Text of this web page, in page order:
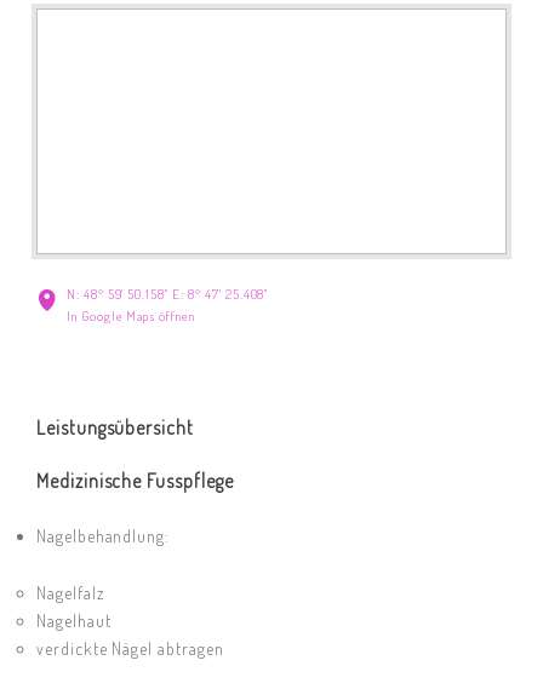
N: 48° 59' 50.158" E: 8° 47' 25.408"
In Google Maps öffnen
Leistungsübersicht
Medizinische Fusspflege
Nagelbehandlung:
Nagelfalz
Nagelhaut
verdickte Nägel abtragen